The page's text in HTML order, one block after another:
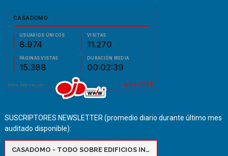
SUSCRIPTORES NEWSLETTER (promedio diario durante último mes
auditado disponible):